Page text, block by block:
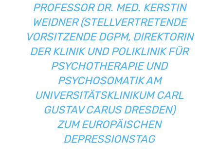
PROFESSOR DR. MED. KERSTIN
WEIDNER (STELLVERTRETENDE
VORSITZENDE DGPM, DIREKTORIN
DERKLINIK UND POLIKLINIK FÜR
PSYCHOTHERAPIE UND
PSYCHOSOMATIK AM
UNIVERSITÄTSKLINIKUM CARL
GUSTAV CARUS DRESDEN)
ZUM EUROPÄISCHEN
DEPRESSIONSTAG